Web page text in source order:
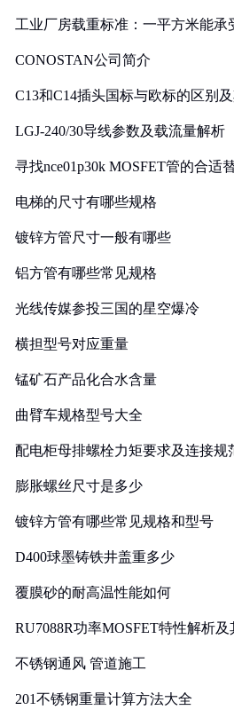
工业厂房载重标准：一平方米能承
CONOSTAN公司简介
C13和C14插头国标与欧标的区别
LGJ-240/30导线参数及载流量解析
寻找nce01p30k MOSFET管的合适
电梯的尺寸有哪些规格
镀锌方管尺寸一般有哪些
铝方管有哪些常见规格
光线传媒参投三国的星空爆冷
横担型号对应重量
锰矿石产品化合水含量
曲臂车规格型号大全
配电柜母排螺栓力矩要求及连接规
膨胀螺丝尺寸是多少
镀锌方管有哪些常见规格和型号
D400球墨铸铁井盖重多少
覆膜砂的耐高温性能如何
RU7088R功率MOSFET特性解析
不锈钢通风 管道施工
201不锈钢重量计算方法大全